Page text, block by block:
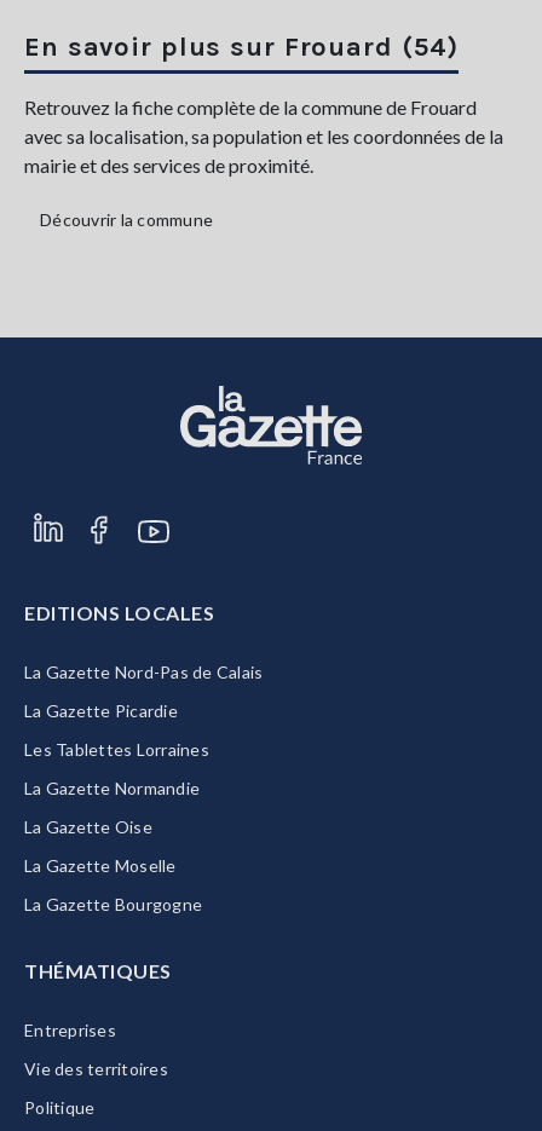
En savoir plus sur Frouard (54)
Retrouvez la fiche complète de la commune de Frouard
avec sa localisation, sa population et les coordonnées de la
mairie et des services de proximité.
Découvrir la commune
EDITIONS LOCALES
La Gazette Nord-Pas de Calais
La Gazette Picardie
Les Tablettes Lorraines
La Gazette Normandie
La Gazette Oise
La Gazette Moselle
La Gazette Bourgogne
THÉMATIQUES
Entreprises
Vie des territoires
Politique